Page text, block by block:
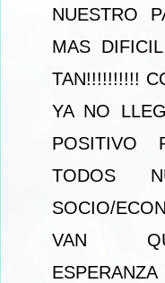
NUESTRO
MAS
TAN!!!!!!!!!!
YA NO
POSITIVO
TODOS
SOCIO/
VAN